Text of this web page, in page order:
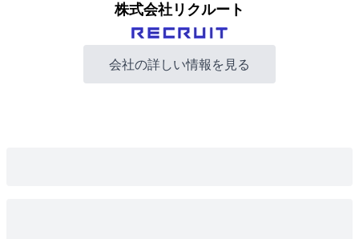
株式会社リクルート
会社の詳しい情報を見る